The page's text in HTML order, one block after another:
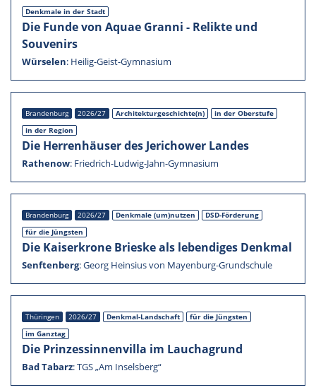
Denkmale in der Stadt
Die Funde von Aquae Granni - Relikte und
Souve­nirs
Würse­len: Heilig-Geist-Gymnasium
Branden­burg 2026/27 Architekturgeschichte(n)
in der Oberstufe
in der Region
Die Herren­häu­ser des Jerichower Landes
Rathe­now: Friedrich-Ludwig-Jahn-Gymnasium
Branden­burg 2026/27 Denkmale (um)nutzen
DSD-Förderung
für die Jüngs­ten
Die Kaiser­krone Brieske als leben­di­ges Denkmal
Senften­berg:Georg Heinsius von Mayenburg-Grundschule
Thürin­gen 2026/27 Denkmal-Landschaft
für die Jüngs­ten
im Ganztag
Die Prinzes­sin­nen­villa im Lauch­agrund
Bad Tabarz:TGS „Am Insel­s­berg“